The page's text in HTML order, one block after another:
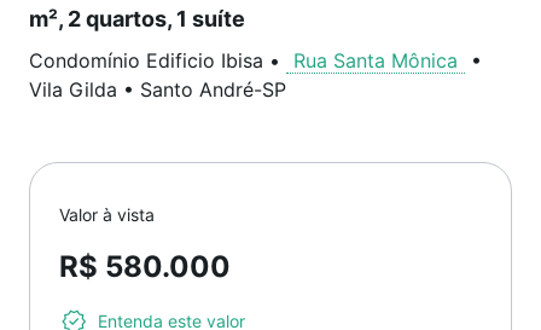
m², 2 quartos, 1 suíte
Condomínio Edificio Ibisa • Rua Santa Mônica
•
Vila Gilda • Santo André-SP
Valor à vista
R$ 580.000
Entenda este valor